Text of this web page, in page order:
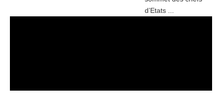
d’Etats ...